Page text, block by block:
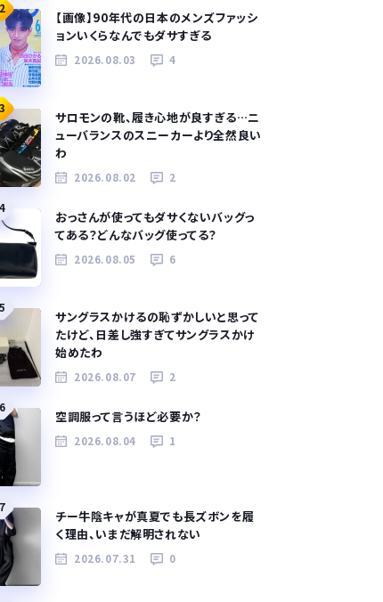
2
【画像】90年代の日本のメンズファッシ
ョンいくらなんでもダサすぎる
2026.08.03 4
3
サロモンの靴、履き心地が良すぎる…ニ
ューバランスのスニーカーより全然良い
わ
2026.08.02 2
4
おっさんが使ってもダサくないバッグっ
てある？どんなバッグ使ってる？
2026.08.05 6
5
サングラスかけるの恥ずかしいと思って
たけど、日差し強すぎてサングラスかけ
始めたわ
2026.08.07 2
6
空調服って言うほど必要か？
2026.08.04 1
7
チー牛陰キャが真夏でも長ズボンを履
く理由、いまだ解明されない
2026.07.31 0